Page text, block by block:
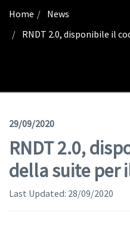
Advanced search
Geodata
News
Geoviewer
Tools
Help (apre in una nuova
Home
News
RNDT 2.0, disponibile il
29/09/2020
RNDT 2.0,
della suite per
Last Updated: 28/09/2020